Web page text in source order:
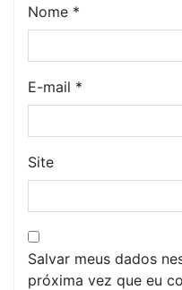
Nome *
E-mail *
Site
Salvar meus dados
próxima vez que eu